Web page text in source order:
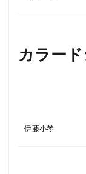
カラー
伊藤小琴